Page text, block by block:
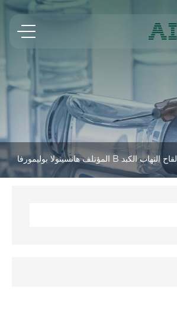
لقاح التهاب الكبد B المؤتلف هانسينولا بوليمورفا